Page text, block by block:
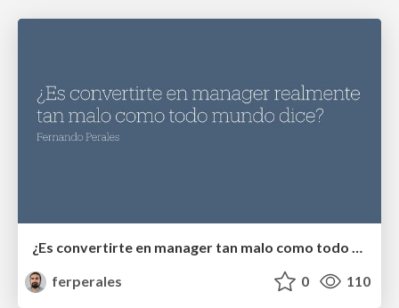
¿Es convertirte en manager tan malo como todo mundo dice?
ferperales
0 110